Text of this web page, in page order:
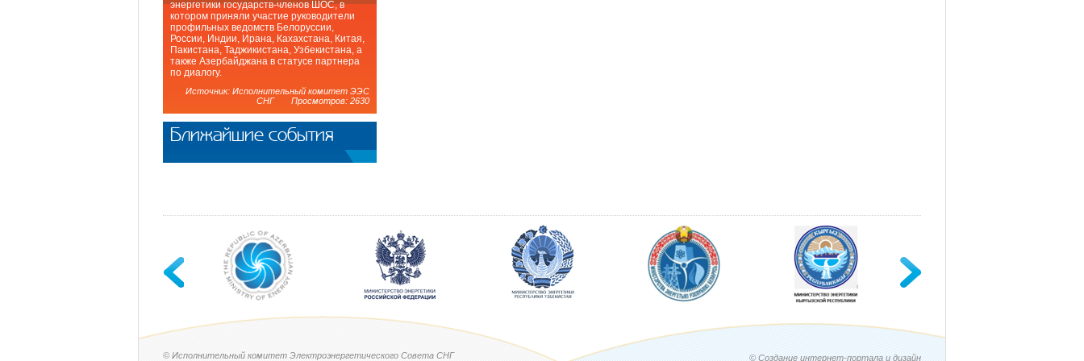
энергетики государств-членов ШОС, в
котором приняли участие руководители
профильных ведомств Белоруссии,
России, Индии, Ирана, Кахахстана, Китая,
Пакистана, Таджикистана, Узбекистана, а
также Азербайджана в статусе партнера
по диалогу.
Источник: Исполнительный комитет ЭЭС
СНГ Просмотров: 2630
Ближайшие события
© Создание интернет-портала и дизайн
© Исполнительный комитет Электроэнергетического Совета СНГ